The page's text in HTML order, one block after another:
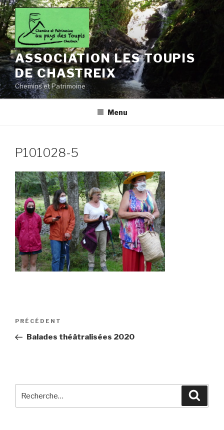
Aller
au
contenu
principal
ASSOCIATION LES TOUPIS
DE CHASTREIX
Chemins et Patrimoine
Menu
P101028-5
Navigation
l’article
Article
précédent
PRÉCÉDENT
Balades théâtralisées 2020